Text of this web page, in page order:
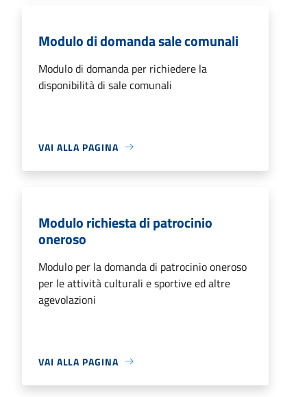
Modulo di domanda sale comunali
Modulo di domanda per richiedere la
disponibilità di sale comunali
VAI ALLA PAGINA
Modulo richiesta di patrocinio
oneroso
Modulo per la domanda di patrocinio oneroso
per le attività culturali e sportive ed altre
agevolazioni
VAI ALLA PAGINA